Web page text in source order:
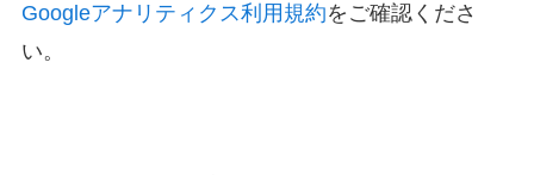
Googleアナリティクス利用規約をご確認くださ
い。